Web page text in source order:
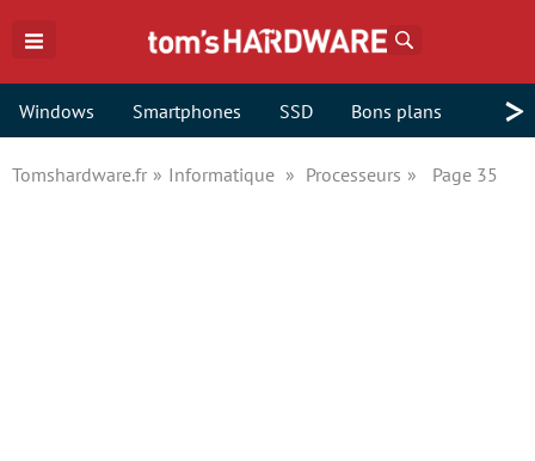
Windows Smartphones SSD Bons plans >
Tomshardware.fr Informatique Processeurs Page 35